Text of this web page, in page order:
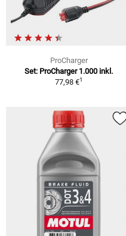
ProCharger
Set: ProCharger 1.000 inkl.
77,98 €1